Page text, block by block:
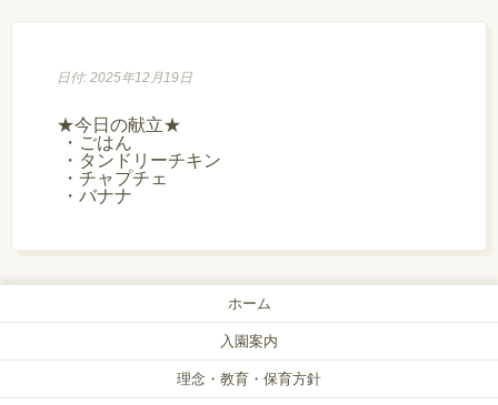
日付: 2025年12月19日
★今日の献立★
・ごはん
・タンドリーチキン
・チャプチェ
・バナナ
ホーム
入園案内
理念・教育・保育方針